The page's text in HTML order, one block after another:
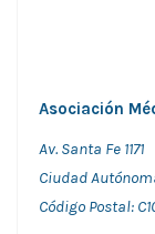
Asociación
Av. Santa Fe 1171
Ciudad
Código Postal: